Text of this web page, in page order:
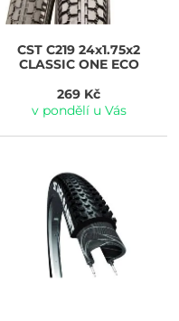
CST C219 24x1.75x2
CLASSIC ONE ECO
269 Kč
v pondělí u Vás